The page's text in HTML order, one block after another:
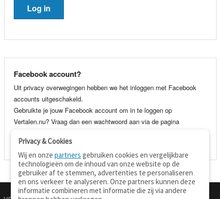
Facebook account?
Uit privacy overwegingen hebben we het inloggen met Facebook
accounts uitgeschakeld.
Gebruikte je jouw Facebook account om in te loggen op
Vertalen.nu? Vraag dan een wachtwoord aan via de pagina
je e-mail adres en wachtwoord.
Privacy & Cookies
Wij en onzepartners gebruiken cookies en vergelijkbare
technologieën om de inhoud van onze website op de
gebruiker af te stemmen, advertenties te personaliseren
en ons verkeer te analyseren. Onze partners kunnen deze
informatie combineren met informatie die zij via andere